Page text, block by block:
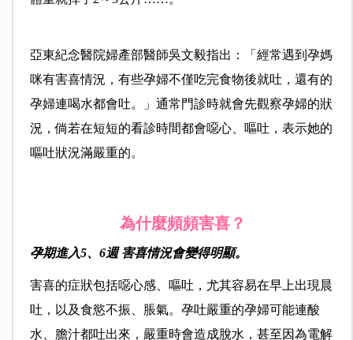
亞東紀念醫院婦產部醫師吳文毅指出：「經常遇到孕媽
咪有害喜情況，有些孕婦不僅吃完食物後就吐，還有的
孕婦連喝水都會吐。」通常門診時就會先觀察孕婦的狀
況，倘若在短短的看診時間都會噁心、嘔吐，表示她的
嘔吐狀況滿嚴重的。
為什麼頻頻害喜？
孕期進入5、6週害喜情況會變得明顯。
害喜的症狀包括噁心感、嘔吐，尤其容易在早上出現晨
吐，以及食慾不振、脹氣。孕吐嚴重的孕婦可能連酸
水、膽汁都吐出來，嚴重時會造成脫水，甚至因為電解